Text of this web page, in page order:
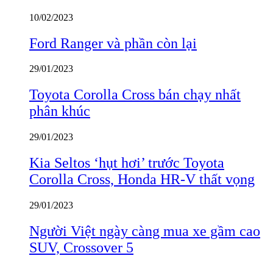
10/02/2023
Ford Ranger và phần còn lại
29/01/2023
Toyota Corolla Cross bán chạy nhất
phân khúc
29/01/2023
Kia Seltos ‘hụt hơi’ trước Toyota
Corolla Cross, Honda HR-V thất vọng
29/01/2023
Người Việt ngày càng mua xe gầm cao
SUV, Crossover 5